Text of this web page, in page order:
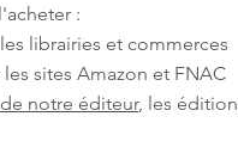
:
librairies et commerces
sites Amazon et FNAC
notre éditeur, les